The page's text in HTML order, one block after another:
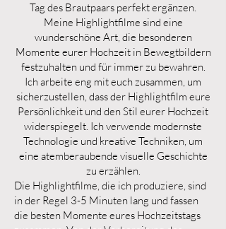
Tag des Brautpaars perfekt ergänzen.
Meine Highlightfilme sind eine
wunderschöne Art, die besonderen
Momente eurer Hochzeit in Bewegtbildern
festzuhalten und für immer zu bewahren.
Ich arbeite eng mit euch zusammen, um
sicherzustellen, dass der Highlightfilm eure
Persönlichkeit und den Stil eurer Hochzeit
widerspiegelt. Ich verwende modernste
Technologie und kreative Techniken, um
eine atemberaubende visuelle Geschichte
zu erzählen.
Die Highlightfilme, die ich produziere, sind
in der Regel 3-5 Minuten lang und fassen
die besten Momente eures Hochzeitstags